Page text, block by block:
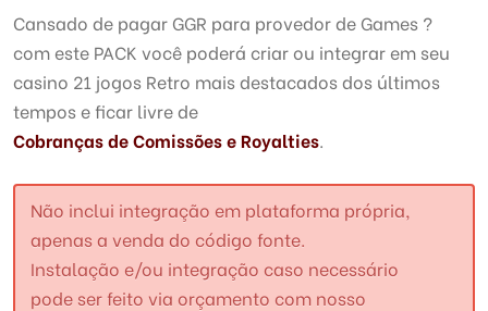
Cansado de pagar GGR para provedor de Games ?
com este PACK você poderá criar ou integrar em seu
casino 21 jogos Retro mais destacados dos últimos
tempos e ficar livre de
Cobranças de Comissões e Royalties
Não inclui integração em plataforma própria,
apenas a venda do código fonte.
Instalação e/ou integração caso necessário
pode ser feito via orçamento com nosso